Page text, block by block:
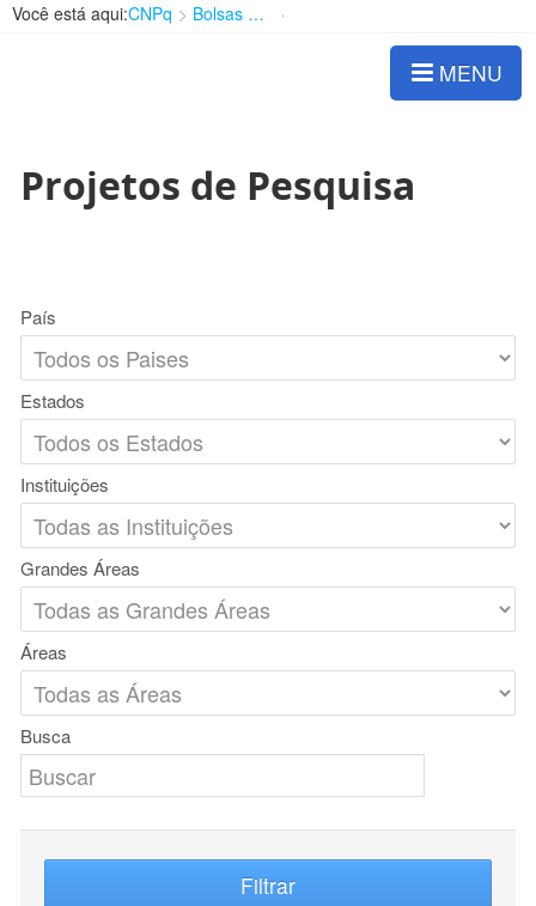
Você está aqui:CNPq Bolsas e Auxílios Vigentes
MENU
Projetos de Pesquisa
País
Estados
Instituições
Grandes Áreas
Áreas
Busca
Filtrar